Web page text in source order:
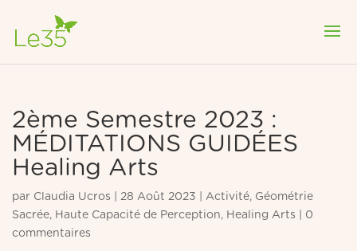
2ème Semestre 2023 :
MÉDITATIONS GUIDÉES
Healing Arts
par Claudia Ucros 28 Août 2023 Activité, Géométrie
Sacrée, Haute Capacité de Perception, Healing Arts
0
commentaires